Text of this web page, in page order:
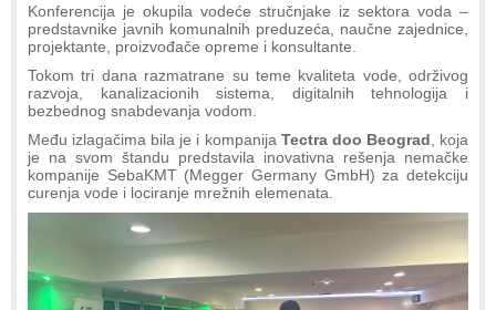
Konferencija je okupila vodeće stručnjake iz sektora voda –
predstavnike javnih komunalnih preduzeća, naučne zajednice,
projektante, proizvođače opreme i konsultante.
Tokom tri dana razmatrane su teme kvaliteta vode, održivog
razvoja, kanalizacionih sistema, digitalnih tehnologija i
bezbednog snabdevanja vodom.
Među izlagačima bila je i kompanija Tectra doo Beograd , koja
je na svom štandu predstavila inovativna rešenja nemačke
kompanije SebaKMT (Megger Germany GmbH) za detekciju
curenja vode i lociranje mrežnih elemenata.